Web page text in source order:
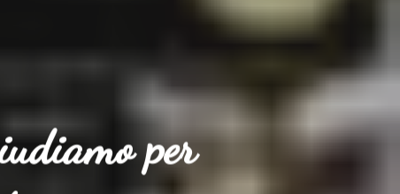
per